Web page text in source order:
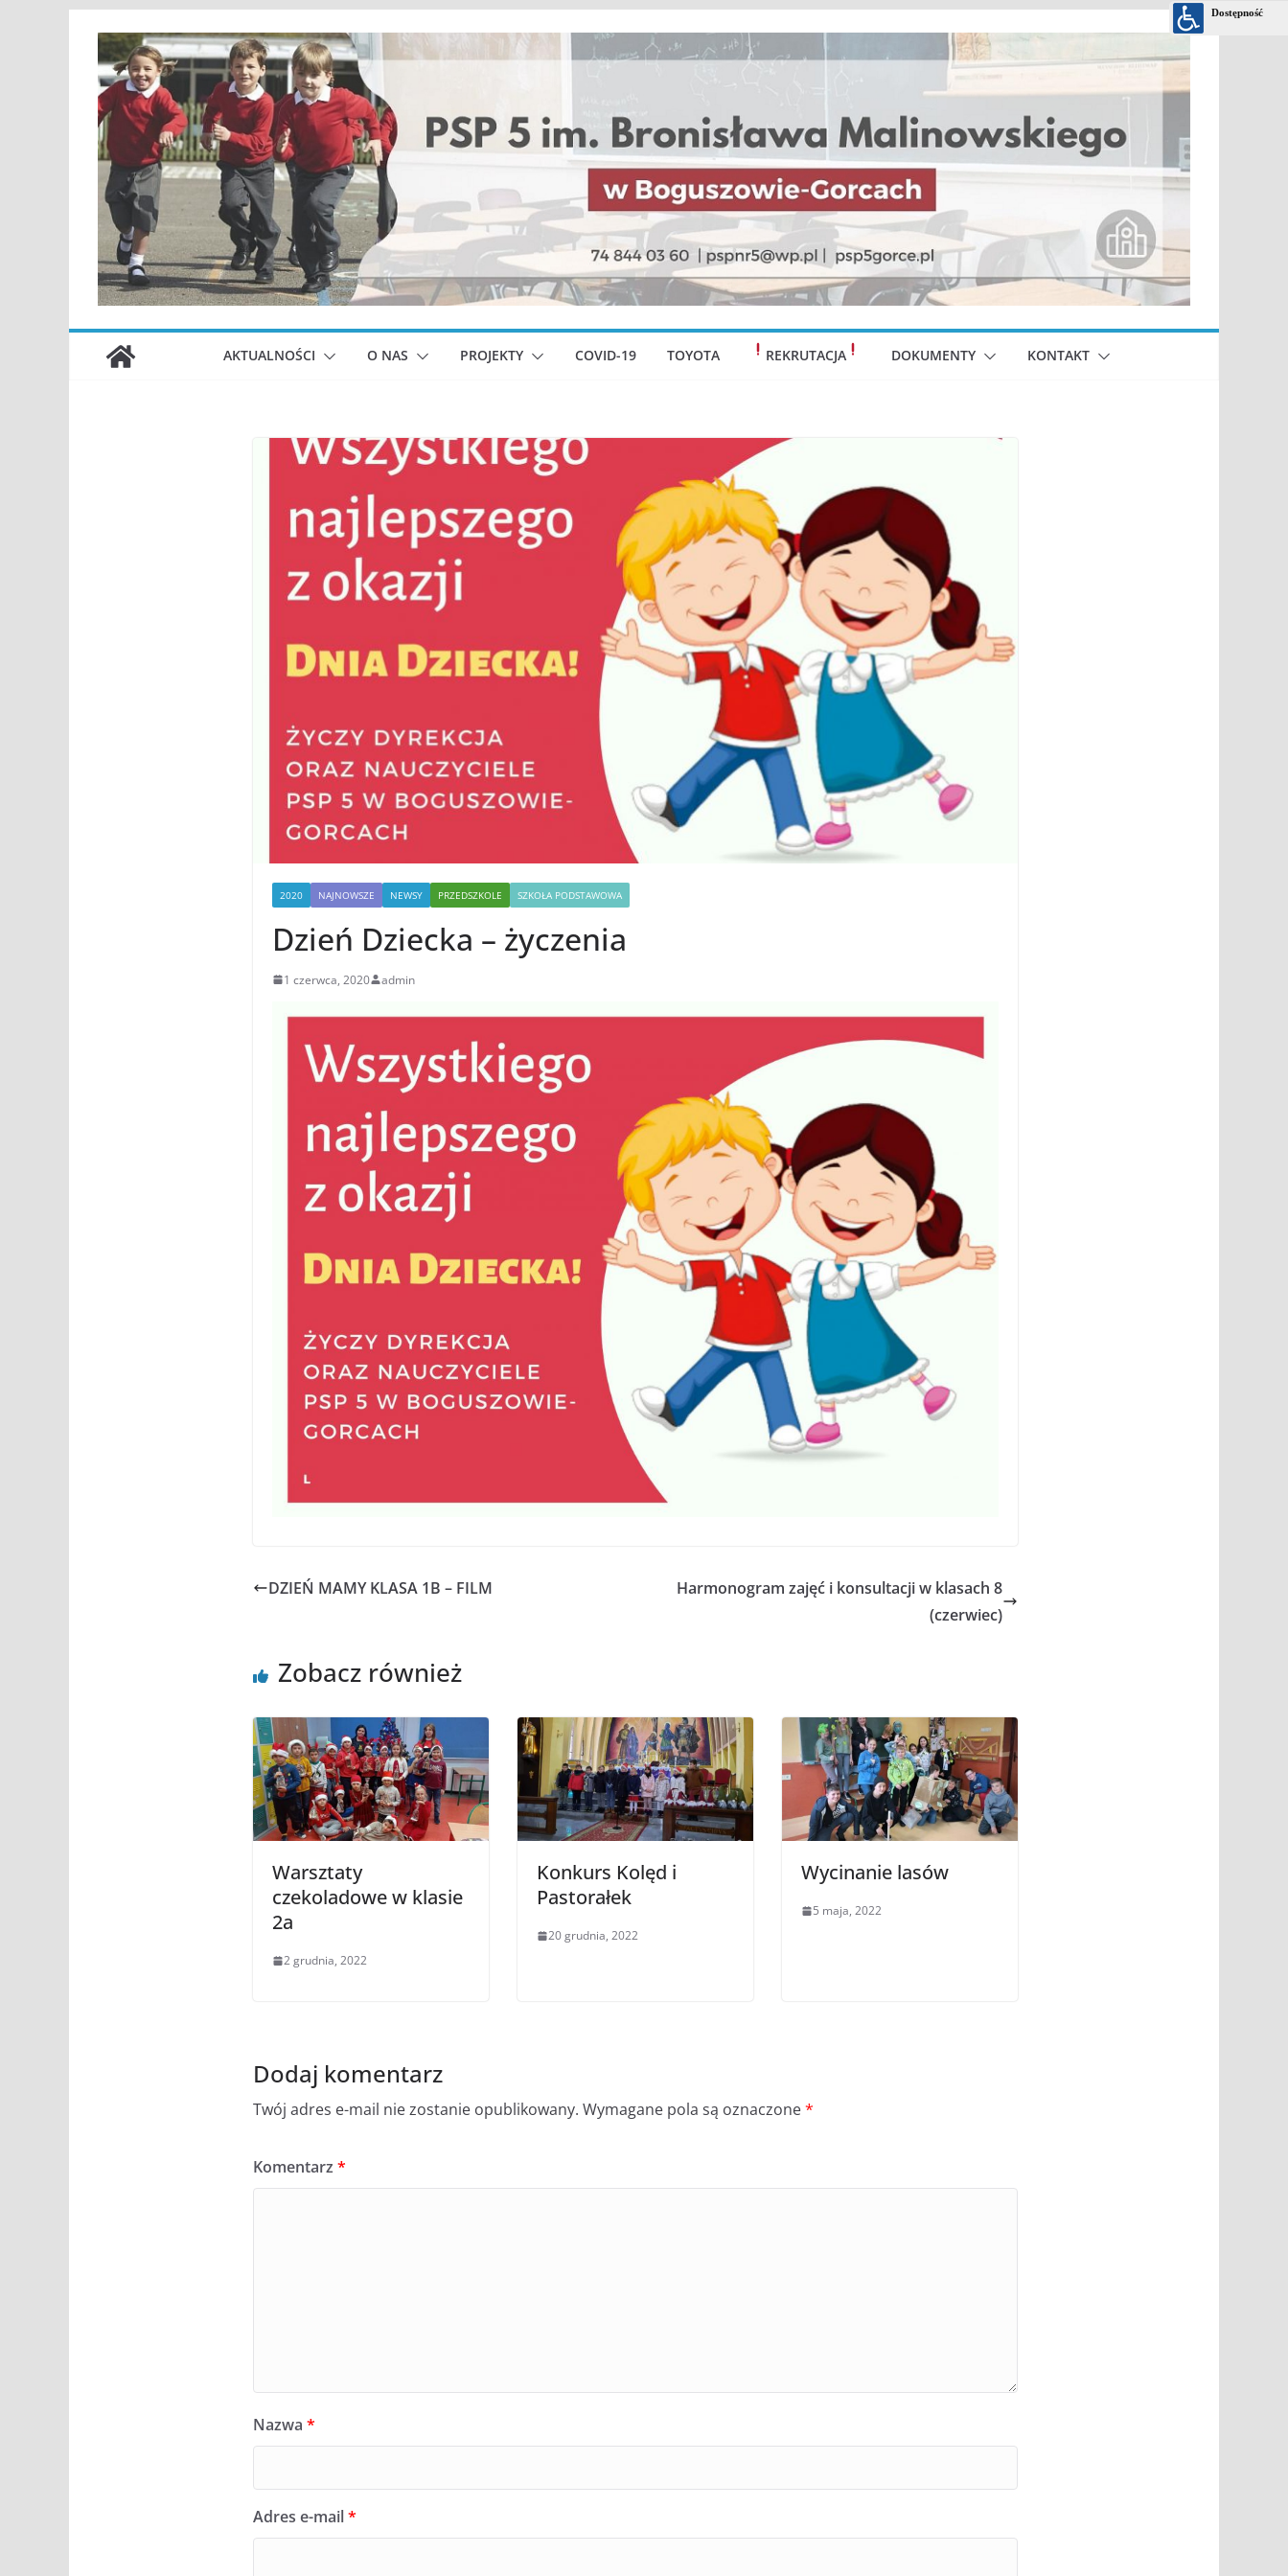
AKTUALNOŚCI O NAS PROJEKTY COVID-19 TOYOTA REKRUTACJA DOKUMENTY KONTAKT
2020 NAJNOWSZE NEWSY PRZEDSZKOLE SZKOŁA PODSTAWOWA
Dzień Dziecka – życzenia
1 czerwca, 2020 admin
DZIEŃ MAMY KLASA 1B – FILM
Harmonogram zajęć i konsultacji w klasach 8
(czerwiec)
Zobacz również
Warsztaty
czekoladowe w klasie
2a
2 grudnia, 2022
Konkurs Kolęd i
Pastorałek
20 grudnia, 2022
Wycinanie lasów
5 maja, 2022
Dodaj komentarz
Twój adres e-mail nie zostanie opublikowany. Wymagane pola są oznaczone*
Komentarz *
Nazwa *
Adres e-mail*